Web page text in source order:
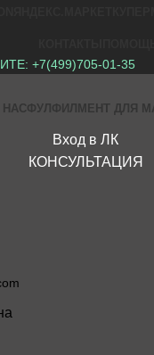
+7(499)705-01-35
НАСФУЛФИЛМЕНТ ДЛЯ
Вход в ЛК
КОНСУЛЬТАЦИЯ